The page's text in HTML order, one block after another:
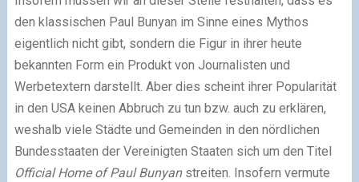
den klassischen Paul Bunyan im Sinne eines Mythos
eigentlich nicht gibt, sondern die Figur in ihrer heute
bekannten Form ein Produkt von Journalisten und
Werbetextern darstellt. Aber dies scheint ihrer Popularität
in den USA keinen Abbruch zu tun bzw. auch zu erklären,
weshalb viele Städte und Gemeinden in den nördlichen
Bundesstaaten der Vereinigten Staaten sich um den Titel
Official Home of Paul Bunyan streiten. Insofern vermute